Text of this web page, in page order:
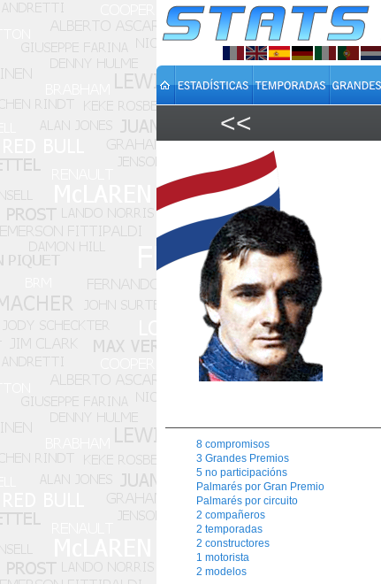
<<
8 compromisos
3 Grandes Premios
5 no participacións
Palmarés por Gran Premio
Palmarés por circuito
2 compañeros
2 temporadas
2 constructores
1 motorista
2 modelos